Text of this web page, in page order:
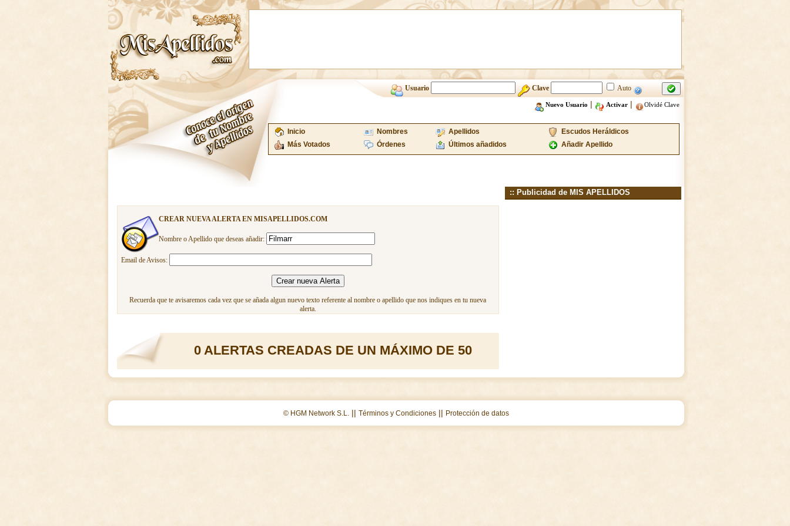
Usuario Clave Auto
Nuevo Usuario | Activar| Olvidé Clave
Inicio Nombres Apellidos
Escudos Heráldicos
Más Votados
Órdenes Últimos añadidos Añadir Apellido
CREAR NUEVA ALERTA EN MISAPELLIDOS.COM
Nombre o Apellido que deseas añadir:
Email de Avisos:
Recuerda que te avisaremos cada vez que se añada algun nuevo texto referente al nombre o apellido que nos indiques en tu nueva
alerta.
0 ALERTAS CREADAS DE UN MÁXIMO DE 50
:: Publicidad de MIS APELLIDOS
© HGM Network S.L. || Términos y Condiciones|| Protección de datos